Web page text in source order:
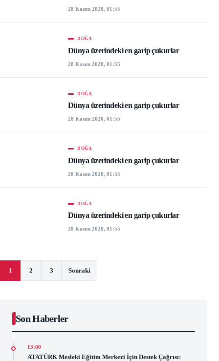
28 Kasım 2020, 01:55
DOĞA
Dünya üzerindeki en garip çukurlar
28 Kasım 2020, 01:55
DOĞA
Dünya üzerindeki en garip çukurlar
28 Kasım 2020, 01:55
DOĞA
Dünya üzerindeki en garip çukurlar
28 Kasım 2020, 01:55
DOĞA
Dünya üzerindeki en garip çukurlar
28 Kasım 2020, 01:55
Yazı sayfalaması
1 2 3 Sonraki
Son Haberler
13:00
ATATÜRK Mesleki Eğitim Merkezi İçin Destek Çağrısı: